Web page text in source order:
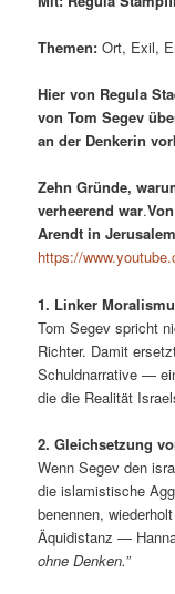
Themen: Ort, Exil,
Hier von Regula
von Tom Segev
an der Denkerin
Zehn Gründe,
verheerend war.
Arendt in
https://
1. Linker
Tom Segev spricht
Richter. Damit
Schuldnarrative —
die die Realität
2. Gleichsetzung
Wenn Segev den
die islamistische
benennen,
Äquidistanz —
ohne Denken.”